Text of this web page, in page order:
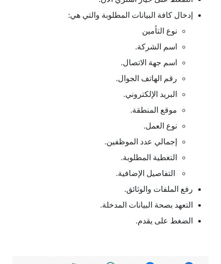
إدخال كافة البيانات المطلوبة والتي هي:
نوع التأمين
اسم الشركة.
اسم جهة الاتصال.
رقم الهاتف الجوال.
البريد الإلكتروني.
موقع المنطقة.
نوع العمل.
إجمالي عدد الموظفين.
التغطية المطلوبة.
التفاصيل الإضافية.
رفع الملفات والوثائق.
التعهد بصحة البيانات المدخلة.
الضغط على يقدم.